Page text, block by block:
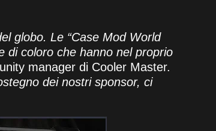
globo. Le “Case Mod World
di coloro che hanno nel proprio
manager di Cooler Master.
dei nostri sponsor, ci